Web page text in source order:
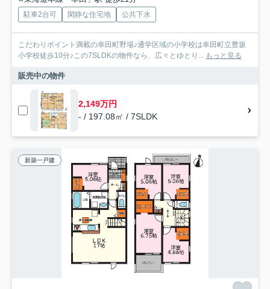
駐車2台可 閑静な住宅地 公共下水
こだわりポイント満載の幸田町野場♪通学区域の小学校は幸田町立豊坂
小学校徒歩10分♪この7SLDKの物件なら、広々とゆとり... もっと見る
販売中の物件
2,149万円
- / 197.08㎡ / 7SLDK
新築一戸建